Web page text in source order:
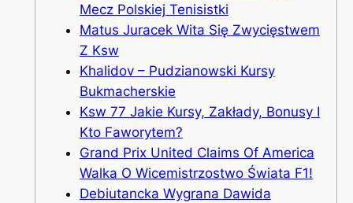
Mecz Polskiej Tenisistki
Matus Juracek Wita Się Zwycięstwem
Z Ksw
Khalidov – Pudzianowski Kursy
Bukmacherskie
Ksw 77 Jakie Kursy, Zakłady, Bonusy I
Kto Faworytem?
Grand Prix United Claims Of America
Walka O Wicemistrzostwo Świata F1!
Debiutancka Wygrana Dawida